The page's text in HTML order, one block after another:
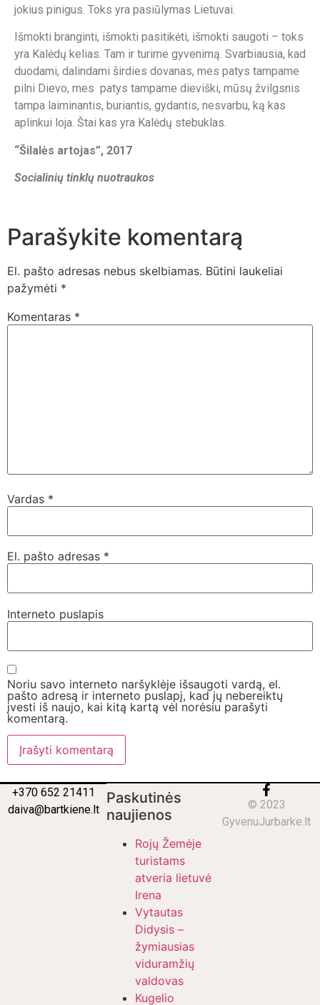
jokius pinigus. Toks yra pasiūlymas Lietuvai.
Išmokti branginti, išmokti pasitikėti, išmokti saugoti – toks
yra Kalėdų kelias. Tam ir turime gyvenimą. Svarbiausia, kad
duodami, dalindami širdies dovanas, mes patys tampame
pilni Dievo, mes patys tampame dieviški, mūsų žvilgsnis
tampa laiminantis, buriantis, gydantis, nesvarbu, ką kas
aplinkui loja. Štai kas yra Kalėdų stebuklas.
“Šilalės artojas”, 2017
Socialinių tinklų nuotraukos
Parašykite komentarą
El. pašto adresas nebus skelbiamas. Būtini laukeliai
pažymėti *
Komentaras *
Vardas *
El. pašto adresas *
Interneto puslapis
Noriu savo interneto naršyklėje išsaugoti vardą, el.
pašto adresą ir interneto puslapį, kad jų nebereiktų
įvesti iš naujo, kai kitą kartą vėl norėsiu parašyti
komentarą.
+370 652 21411
daiva@bartkiene.lt
Paskutinės
naujienos
Rojų Žemėje
turistams
atveria lietuvė
Irena
Vytautas
Didysis –
žymiausias
viduramžių
valdovas
Kugelio
© 2023
GyvenuJurbarke.lt